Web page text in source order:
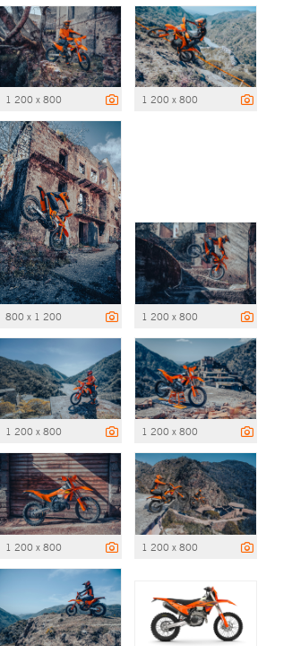
1 200 x 800 1 200 x 800
800 x 1 200 1 200 x 800
1 200 x 800 1 200 x 800
1 200 x 800 1 200 x 800